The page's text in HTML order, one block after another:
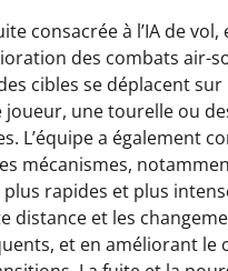
consacrée à l’IA de vol,
des combats air-
cibles se déplacent sur
joueur, une tourelle ou
L’équipe a également
mécanismes,
rapides et plus
distance et les
et en améliorant le